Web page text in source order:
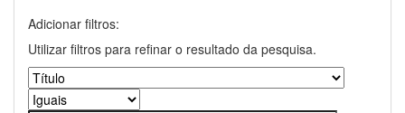
Adicionar filtros:
Utilizar filtros para refinar o resultado da pesquisa.